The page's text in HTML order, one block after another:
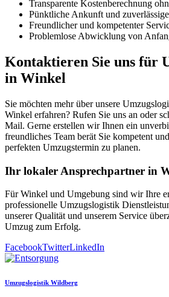
Transparente Kostenberechnung
Pünktliche Ankunft und
Freundlicher und kompetenter
Problemlose Abwicklung von
Kontaktieren Sie uns für
in Winkel
Sie möchten mehr über unsere
Winkel erfahren? Rufen Sie uns an oder
Mail. Gerne erstellen wir Ihnen ein
freundliches Team berät Sie kompetent
perfekten Umzugstermin zu planen.
Ihr lokaler Ansprechpartner in
Für Winkel und Umgebung sind wir Ihre
professionelle Umzugslogistik
unserer Qualität und unserem Service
Umzug zum Erfolg.
FacebookTwitterLinkedIn
Umzugslogistik Wildberg